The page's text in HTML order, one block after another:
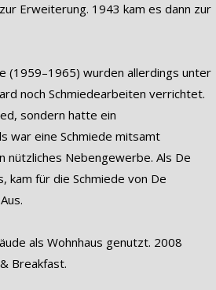
Erweiterung. 1943 kam es dann zur
(1959–1965) wurden allerdings unter
noch Schmiedearbeiten verrichtet.
sondern hatte ein
war eine Schmiede mitsamt
nützliches Nebengewerbe. Als De
kam für die Schmiede von De
als Wohnhaus genutzt. 2008
Breakfast.